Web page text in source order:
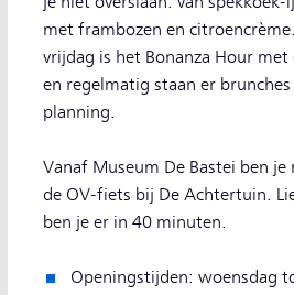
met frambozen en
vrijdag is het Bonanza Hour
en regelmatig staan er
planning.
Vanaf Museum De Bastei ben
de OV-fiets bij De Achtertuin.
ben je er in 40 minuten.
Openingstijden: woensdag